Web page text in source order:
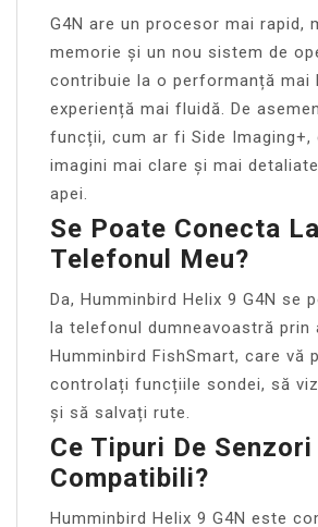
G4N are un procesor mai rapid,
memorie și un nou sistem de
contribuie la o performanță mai
experiență mai fluidă. De
funcții, cum ar fi Side Imaging+,
imagini mai clare și mai
apei.
Se Poate Conecta La
Telefonul Meu?
Da, Humminbird Helix 9 G4N se
la telefonul dumneavoastră prin
Humminbird FishSmart, care vă
controlați funcțiile sondei, să
și să salvați rute.
Ce Tipuri De
Compatibili?
Humminbird Helix 9 G4N este